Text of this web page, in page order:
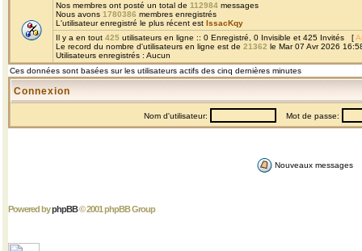
Nos membres ont posté un total de 112984 messages
Nous avons 1780386 membres enregistrés
L'utilisateur enregistré le plus récent est IssacKqy
Il y a en tout 425 utilisateurs en ligne :: 0 Enregistré, 0 Invisible et 425 Invités [
Le record du nombre d'utilisateurs en ligne est de 21362 le Mar 07 Avr 2026
Utilisateurs enregistrés : Aucun
Ces données sont basées sur les utilisateurs actifs des cinq dernières minutes
Connexion
Nom d'utilisateur: Mot de passe:
Nouveaux messages
Powered byphpBB© 2001 phpBB Group